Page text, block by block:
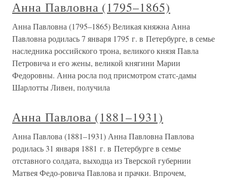
Анна Павловна (1795–1865)
Анна Павловна (1795–1865) Великая княжна Анна
Павловна родилась 7 января 1795 г. в Петербурге, в семье
наследника российского трона, великого князя Павла
Петровича и его жены, великой княгини Марии
Федоровны. Анна росла под присмотром cтатс-дамы
Шарлотты Ливен, получила
Анна Павлова (1881–1931)
Анна Павлова (1881–1931) Анна Павловна Павлова
родилась 31 января 1881 г. в Петербурге в семье
отставного солдата, выходца из Тверской губернии
Матвея Федо-ровича Павлова и прачки. Впрочем,